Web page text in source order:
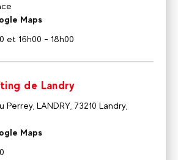
Maps
et 16h00 - 18h00
de Landry
Perrey, LANDRY, 73210 Landry,
Maps